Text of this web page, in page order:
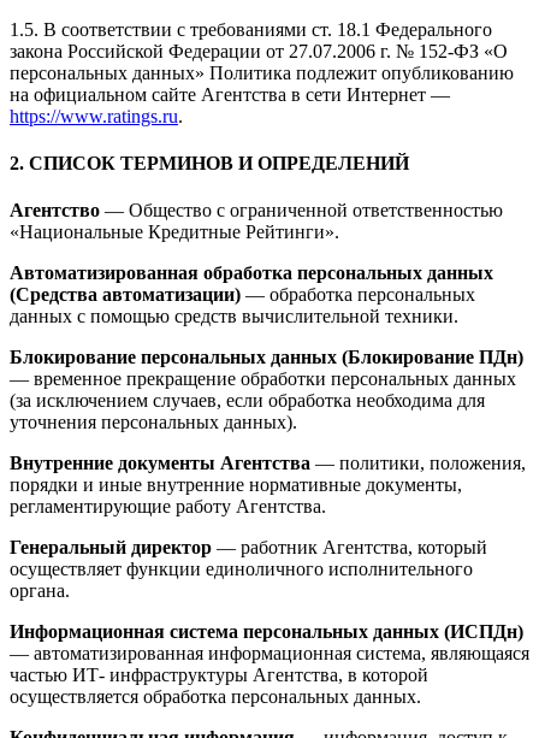
1.5. В соответствии с требованиями ст. 18.1 Федерального
закона Российской Федерации от 27.07.2006 г. № 152-ФЗ «О
персональных данных» Политика подлежит опубликованию
на официальном сайте Агентства в сети Интернет —
https://www.ratings.ru.
2. СПИСОК ТЕРМИНОВ И ОПРЕДЕЛЕНИЙ
Агентство — Общество с ограниченной ответственностью
«Национальные Кредитные Рейтинги».
Автоматизированная обработка персональных данных
(Средства автоматизации) — обработка персональных
данных с помощью средств вычислительной техники.
Блокирование персональных данных (Блокирование ПДн)
— временное прекращение обработки персональных данных
(за исключением случаев, если обработка необходима для
уточнения персональных данных).
Внутренние документы Агентства — политики, положения,
порядки и иные внутренние нормативные документы,
регламентирующие работу Агентства.
Генеральный директор — работник Агентства, который
осуществляет функции единоличного исполнительного
органа.
Информационная система персональных данных (ИСПДн)
— автоматизированная информационная система, являющаяся
частью ИТ- инфраструктуры Агентства, в которой
осуществляется обработка персональных данных.